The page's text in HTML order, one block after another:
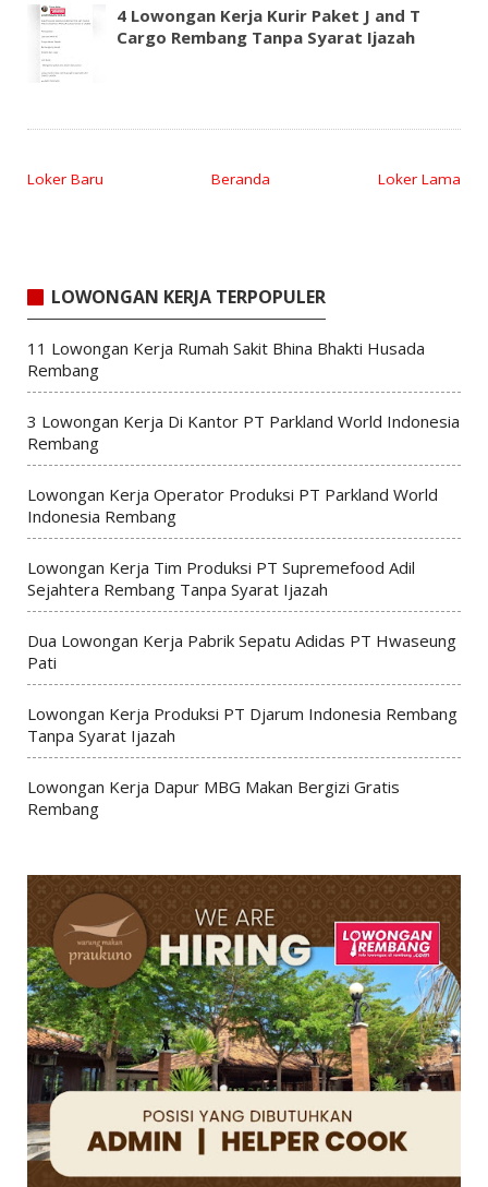
4 Lowongan Kerja Kurir Paket J and T
Cargo Rembang Tanpa Syarat Ijazah
Loker Baru Loker Lama
Beranda
LOWONGAN KERJA TERPOPULER
11 Lowongan Kerja Rumah Sakit Bhina Bhakti Husada
Rembang
3 Lowongan Kerja Di Kantor PT Parkland World Indonesia
Rembang
Lowongan Kerja Operator Produksi PT Parkland World
Indonesia Rembang
Lowongan Kerja Tim Produksi PT Supremefood Adil
Sejahtera Rembang Tanpa Syarat Ijazah
Dua Lowongan Kerja Pabrik Sepatu Adidas PT Hwaseung
Pati
Lowongan Kerja Produksi PT Djarum Indonesia Rembang
Tanpa Syarat Ijazah
Lowongan Kerja Dapur MBG Makan Bergizi Gratis
Rembang